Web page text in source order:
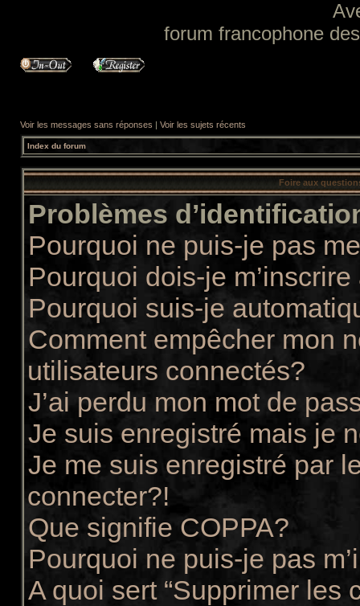
forum francophone
Voir les messages sans réponses | Voir les sujets récents
Index du forum
Foire aux
Problèmes
Pourquoi ne puis-je pas
Pourquoi dois-je
Pourquoi suis-je
Comment empêcher mon
utilisateurs connectés?
J’ai perdu mon mot de
Je suis enregistré mais je
Je me suis enregistré par
connecter?!
Que signifie COPPA?
Pourquoi ne puis-je pas
A quoi sert “Supprimer les